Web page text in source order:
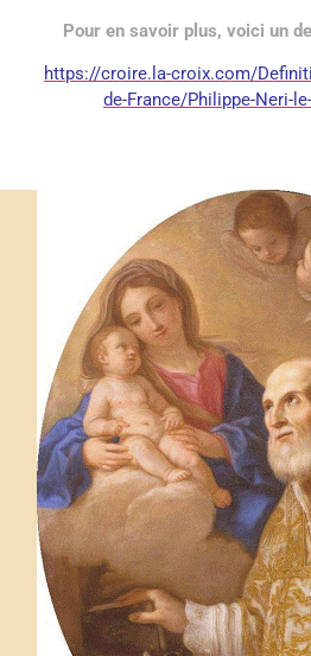
Pour en savoir plus, voici un
https://croire.la-croix.com/
de-France/Philippe-Neri-